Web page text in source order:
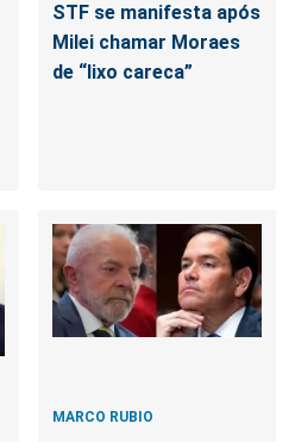
STF se manifesta após
Milei chamar Moraes
de “lixo careca”
MARCO RUBIO